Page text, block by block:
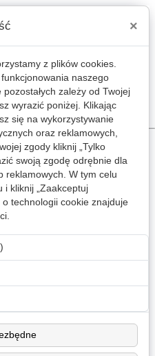
z: c#
i recenzje
aktualizacji?
×
z plików cookies.
naszego
zależy od Twojej
wyrazić poniżej. Klikając
się na wykorzystywanie
oraz reklamowych,
zgody kliknij „Tylko
swoją zgodę odrębnie dla
reklamowych. W tym celu
i kliknij „Zaakceptuj
technologii cookie znajduje
.